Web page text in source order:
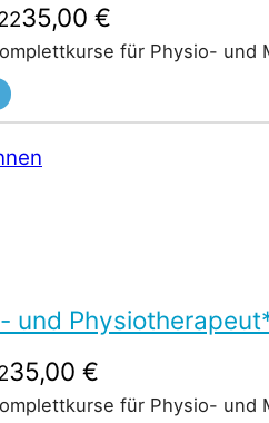
35,00 €
für Physio- und
und
35,00 €
für Physio- und